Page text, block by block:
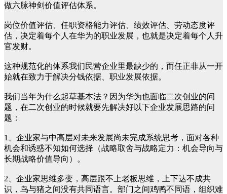
做六脉神剑价值评估体系。
岗位价值评估、任职资格能力评估、绩效评估、劳动态度评
估，决定着每个人在华为的职业发展，也就是决定着每个人升
官发财。
这种规范化的体系我们民营企业里最缺少的，而任正非从一开
始就在致力于解决分钱依据、职业发展依据。
我们当年为什么起草基本法？因为华为也面临二次创业的问
题，在二次创业的时候就要先解决好以下企业发展思路的问
题：
1、企业家与中高层对未来发展尚未完成系统思考，面对各种
机会和诱惑不知如何选择（战略取舍与战略定力：机会导向与
长期战略价值导向）。
2、企业家思维多变，高层跟不上老板思维，上下达不成共
识，鸟与猪之间没有共同语言。部门之间鸡鸭不同语，组织难